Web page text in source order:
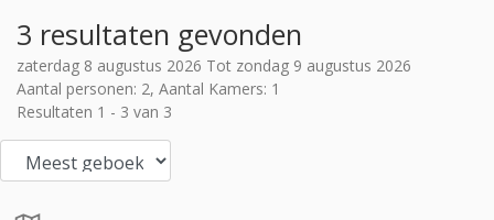
3 resultaten gevonden
zaterdag 8 augustus 2026 Tot zondag 9 augustus 2026
Aantal personen: 2, Aantal Kamers: 1
Resultaten 1 - 3 van 3